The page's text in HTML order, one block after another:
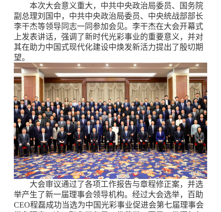
本次大会意义重大，中共中央政治局委员、国务院
副总理刘国中，中共中央政治局委员、中央统战部部长
李干杰等领导同志一同参加会见。李干杰在大会开幕式
上发表讲话，强调了新时代光彩事业的重要意义，并对
其在助力中国式现代化建设中焕发新活力提出了殷切期
望。
大会审议通过了各项工作报告与章程修正案，并选
举产生了新一届理事会领导机构。经过大会选举，百助
CEO程磊成功当选为中国光彩事业促进会第七届理事会